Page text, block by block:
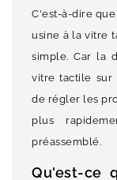
C'est-à-dire
usine à la vitre
simple. Car la
vitre tactile sur
de régler les
plus
préassemblé.
Qu'est-ce